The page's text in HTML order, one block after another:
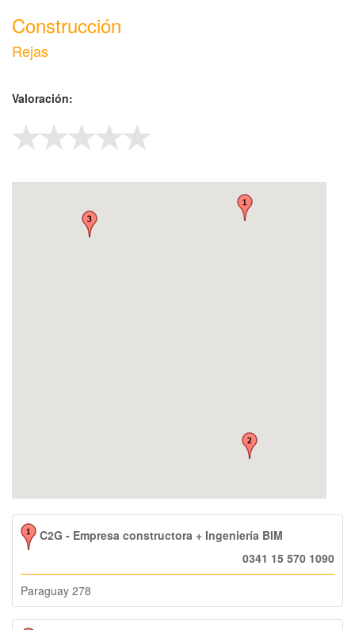
Construcción
Rejas
Valoración:
C2G - Empresa constructora + Ingeniería BIM
0341 15 570 1090
Paraguay 278